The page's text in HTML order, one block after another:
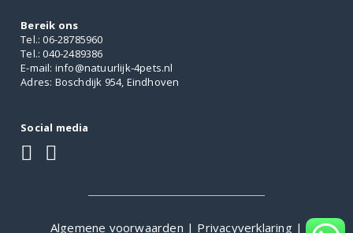
Bereik ons
Tel.: 06-28785960
Tel.: 040-2489386
E-mail: info@natuurlijk-4pets.nl
Adres: Boschdijk 954, Eindhoven
Social media
Algemene voorwaarden | Privacyverklaring |